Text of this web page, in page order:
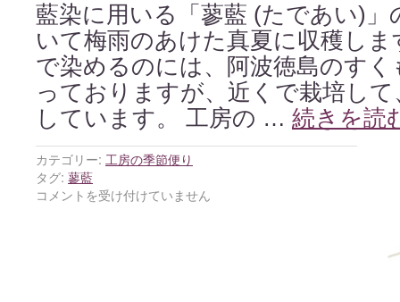
藍染に用いる「蓼藍 (たであい)」
いて梅雨のあけた真夏に収穫し
で染めるのには、阿波徳島のす
っておりますが、近くで栽培し
しています。 工房の … 続きを読
カテゴリー: 工房の季節便り
タグ: 蓼藍
コメントを受け付けていません